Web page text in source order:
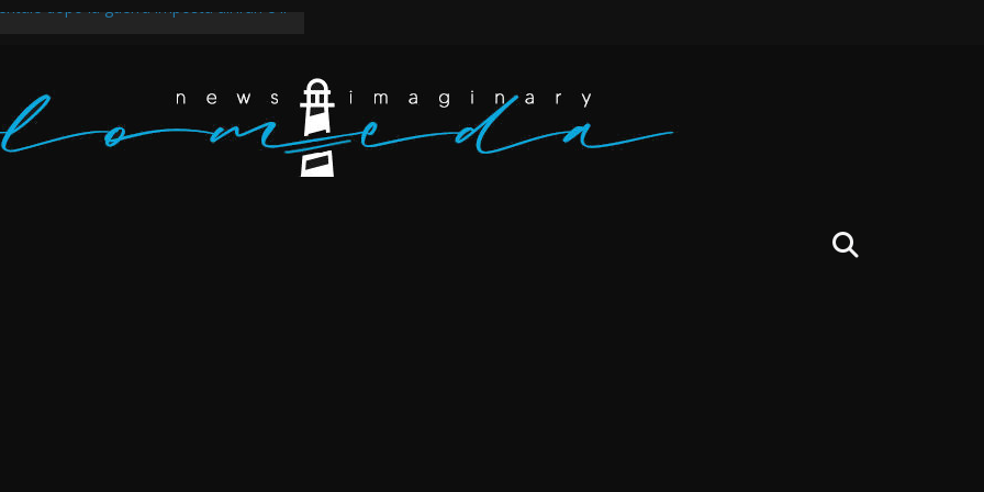
dopo la guerra imposta all’Iran e il
Eravamo dappertutto
il tempo della rabbia e della rivolta a
ancora in marcia